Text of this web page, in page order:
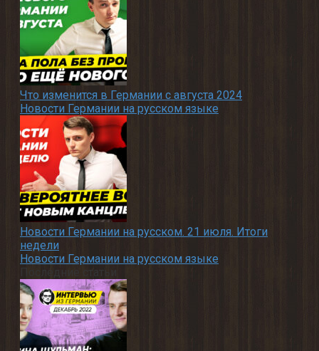
Что изменится в Германии с августа 2024
Новости Германии на русском языке
Новости Германии на русском. 21 июля. Итоги
недели
Новости Германии на русском языке